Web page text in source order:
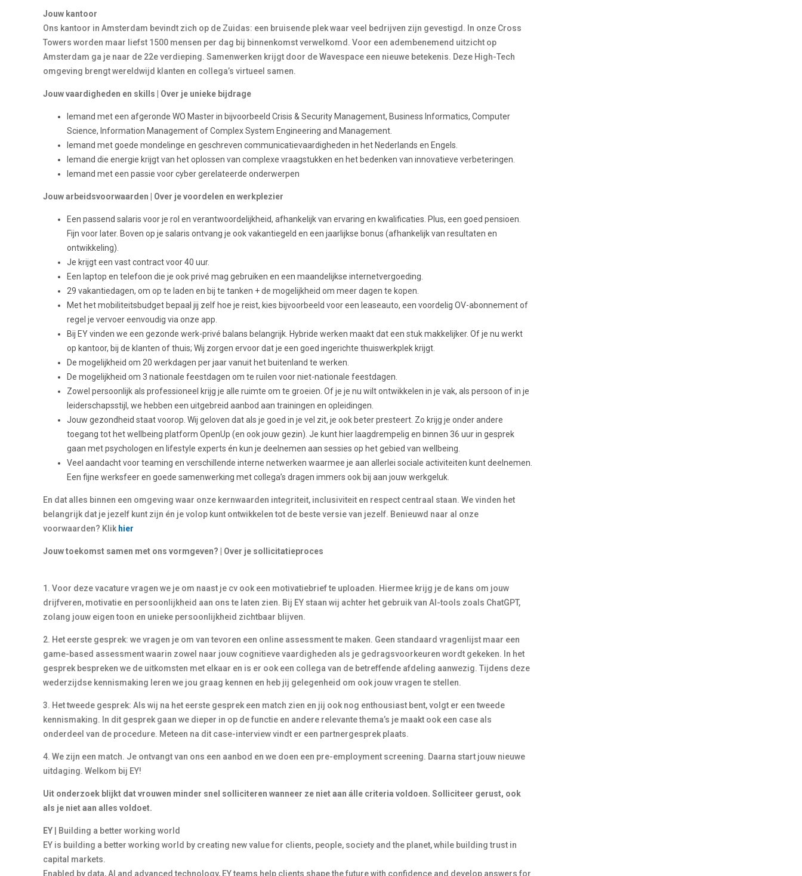
Jouw kantoor
Ons kantoor in Amsterdam bevindt zich op de Zuidas: een bruisende plek waar veel bedrijven zijn gevestigd. In onze Cross
Towers worden maar liefst 1500 mensen per dag bij binnenkomst verwelkomd. Voor een adembenemend uitzicht op
Amsterdam ga je naar de 22e verdieping. Samenwerken krijgt door de Wavespace een nieuwe betekenis. Deze High-Tech
omgeving brengt wereldwijd klanten en collega’s virtueel samen.
Jouw vaardigheden en skills | Over je unieke bijdrage
Iemand met een afgeronde WO Master in bijvoorbeeld Crisis & Security Management, Business Informatics, Computer
Science, Information Management of Complex System Engineering and Management.
Iemand met goede mondelinge en geschreven communicatievaardigheden in het Nederlands en Engels.
Iemand die energie krijgt van het oplossen van complexe vraagstukken en het bedenken van innovatieve verbeteringen.
Iemand met een passie voor cyber gerelateerde onderwerpen
Jouw arbeidsvoorwaarden | Over je voordelen en werkplezier
Een passend salaris voor je rol en verantwoordelijkheid, afhankelijk van ervaring en kwalificaties. Plus, een goed pensioen.
Fijn voor later. Boven op je salaris ontvang je ook vakantiegeld en een jaarlijkse bonus (afhankelijk van resultaten en
ontwikkeling).
Je krijgt een vast contract voor 40 uur.
Een laptop en telefoon die je ook privé mag gebruiken en een maandelijkse internetvergoeding.
29 vakantiedagen, om op te laden en bij te tanken + de mogelijkheid om meer dagen te kopen.
Met het mobiliteitsbudget bepaal jij zelf hoe je reist, kies bijvoorbeeld voor een leaseauto, een voordelig OV-abonnement of
regel je vervoer eenvoudig via onze app.
Bij EY vinden we een gezonde werk-privé balans belangrijk. Hybride werken maakt dat een stuk makkelijker. Of je nu werkt
op kantoor, bij de klanten of thuis; Wij zorgen ervoor dat je een goed ingerichte thuiswerkplek krijgt.
De mogelijkheid om 20 werkdagen per jaar vanuit het buitenland te werken.
De mogelijkheid om 3 nationale feestdagen om te ruilen voor niet-nationale feestdagen.
Zowel persoonlijk als professioneel krijg je alle ruimte om te groeien. Of je je nu wilt ontwikkelen in je vak, als persoon of in je
leiderschapsstijl, we hebben een uitgebreid aanbod aan trainingen en opleidingen.
Jouw gezondheid staat voorop. Wij geloven dat als je goed in je vel zit, je ook beter presteert. Zo krijg je onder andere
toegang tot het wellbeing platform OpenUp (en ook jouw gezin). Je kunt hier laagdrempelig en binnen 36 uur in gesprek
gaan met psychologen en lifestyle experts én kun je deelnemen aan sessies op het gebied van wellbeing.
Veel aandacht voor teaming en verschillende interne netwerken waarmee je aan allerlei sociale activiteiten kunt deelnemen.
Een fijne werksfeer en goede samenwerking met collega’s dragen immers ook bij aan jouw werkgeluk.
En dat alles binnen een omgeving waar onze kernwaarden integriteit, inclusiviteit en respect centraal staan. We vinden het
belangrijk dat je jezelf kunt zijn én je volop kunt ontwikkelen tot de beste versie van jezelf. Benieuwd naar al onze
voorwaarden? Klik hier
Jouw toekomst samen met ons vormgeven? | Over je sollicitatieproces
1. Voor deze vacature vragen we je om naast je cv ook een motivatiebrief te uploaden. Hiermee krijg je de kans om jouw
drijfveren, motivatie en persoonlijkheid aan ons te laten zien. Bij EY staan wij achter het gebruik van AI-tools zoals ChatGPT,
zolang jouw eigen toon en unieke persoonlijkheid zichtbaar blijven.
2. Het eerste gesprek: we vragen je om van tevoren een online assessment te maken. Geen standaard vragenlijst maar een
game-based assessment waarin zowel naar jouw cognitieve vaardigheden als je gedragsvoorkeuren wordt gekeken. In het
gesprek bespreken we de uitkomsten met elkaar en is er ook een collega van de betreffende afdeling aanwezig. Tijdens deze
wederzijdse kennismaking leren we jou graag kennen en heb jij gelegenheid om ook jouw vragen te stellen.
3. Het tweede gesprek: Als wij na het eerste gesprek een match zien en jij ook nog enthousiast bent, volgt er een tweede
kennismaking. In dit gesprek gaan we dieper in op de functie en andere relevante thema’s je maakt ook een case als
onderdeel van de procedure. Meteen na dit case-interview vindt er een partnergesprek plaats.
4. We zijn een match. Je ontvangt van ons een aanbod en we doen een pre-employment screening. Daarna start jouw nieuwe
uitdaging. Welkom bij EY!
Uit onderzoek blijkt dat vrouwen minder snel solliciteren wanneer ze niet aan álle criteria voldoen. Solliciteer gerust, ook
als je niet aan alles voldoet.
EY
| Building a better working world
EY is building a better working world by creating new value for clients, people, society and the planet, while building trust in
capital markets.
Enabled by data, AI and advanced technology, EY teams help clients shape the future with confidence and develop answers for